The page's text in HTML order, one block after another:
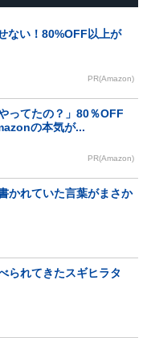
ない！80%OFF以上が
PR(Amazon)
ってたの？」80％OFF
の本気が...
PR(Amazon)
かれていた言葉がまさか
られてきたスギヒラタ